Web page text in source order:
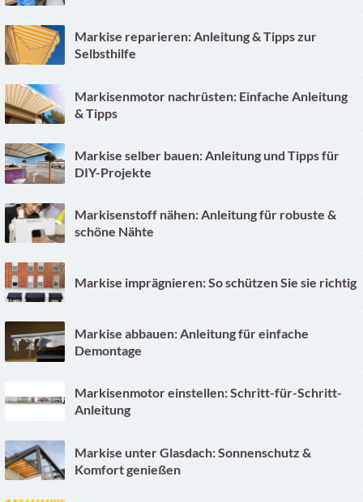
Markise reparieren: Anleitung & Tipps zur
Selbsthilfe
Markisenmotor nachrüsten: Einfache Anleitung
& Tipps
Markise selber bauen: Anleitung und Tipps für
DIY-Projekte
Markisenstoff nähen: Anleitung für robuste &
schöne Nähte
Markise imprägnieren: So schützen Sie sie richtig
Markise abbauen: Anleitung für einfache
Demontage
Markisenmotor einstellen: Schritt-für-Schritt-
Anleitung
Markise unter Glasdach: Sonnenschutz &
Komfort genießen